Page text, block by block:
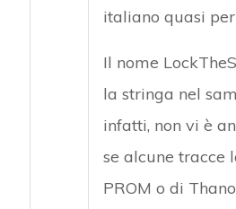
italiano quasi
Il nome
la stringa nel
infatti, non vi è
se alcune tracce
PROM o di